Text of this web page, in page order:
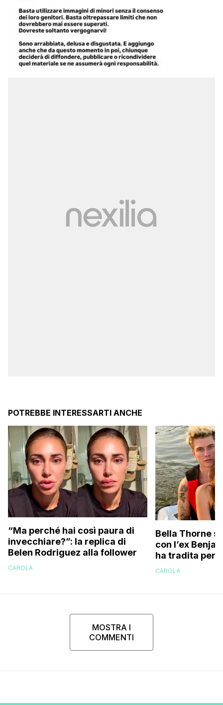
POTREBBE INTERESSARTI ANCHE
“Ma perché hai così paura di
invecchiare?”: la replica di
Belen Rodriguez alla follower
CAROLA
Bella Thorne
con l’ex
ha tradita per
sostenuto che
CAROLA
MOSTRA I
COMMENTI